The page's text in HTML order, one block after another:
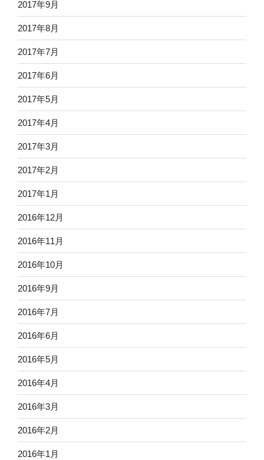
2017年9月
2017年8月
2017年7月
2017年6月
2017年5月
2017年4月
2017年3月
2017年2月
2017年1月
2016年12月
2016年11月
2016年10月
2016年9月
2016年7月
2016年6月
2016年5月
2016年4月
2016年3月
2016年2月
2016年1月